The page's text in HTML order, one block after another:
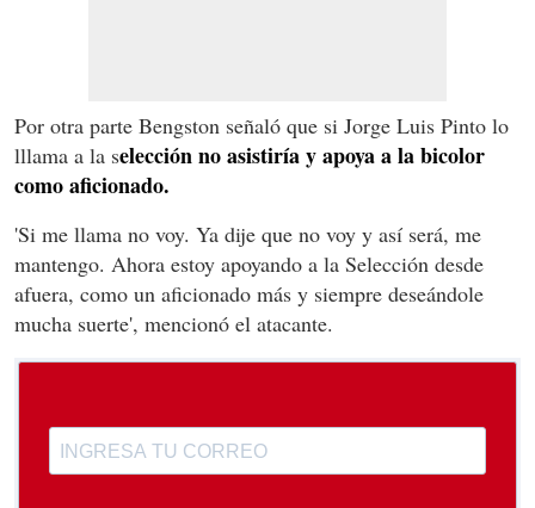
Por otra parte Bengston señaló que si Jorge Luis Pinto lo
lllama a la selección no asistiría y apoya a la bicolor
como aficionado.
'Si me llama no voy. Ya dije que no voy y así será, me
mantengo. Ahora estoy apoyando a la Selección desde
afuera, como un aficionado más y siempre deseándole
mucha suerte', mencionó el atacante.